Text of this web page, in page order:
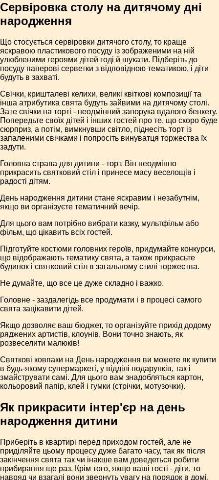
Сервіровка столу на дитячому дні
народження
Що стосується сервіровки дитячого столу, то краще
яскравою пластикового посуду із зображеними на ній
улюбленими героями дітей годі й шукати. Підберіть до
посуду паперові серветки з відповідною тематикою, і діти
будуть в захваті.
Свічки, кришталеві келихи, великі квіткові композиції та
інша атрибутика свята будуть зайвими на дитячому столі.
Зате свічки на торті - неодмінний запорука вдалого бенкету.
Попередьте своїх дітей і інших гостей про те, що скоро буде
сюрприз, а потім, вимкнувши світло, піднесіть торт із
запаленими свічками і попросіть винуватця торжества їх
задути.
Головна страва для дитини - торт. Він неодмінно
прикрасить святковий стіл і принесе масу веселощів і
радості дітям.
День народження дитини стане яскравим і незабутнім,
якщо ви організуєте тематичний вечір.
Для цього вам потрібно вибрати казку, мультфільм або
фільм, що цікавить всіх гостей.
Підготуйте костюми головних героїв, придумайте конкурси,
що відображають тематику свята, а також прикрасьте
будинок і святковий стіл в загальному стилі торжества.
Не думайте, що все це дуже складно і важко.
Головне - заздалегідь все продумати і в процесі самого
свята зацікавити дітей.
Якщо дозволяє ваш бюджет, то організуйте прихід додому
ряджених артистів, клоунів. Вони точно знають, як
розвеселити малюків!
Святкові ковпаки на День народження ви можете як купити
в будь-якому супермаркеті, у відділі подарунків, так і
змайструвати самі. Для цього вам знадобляться картон,
кольоровий папір, клей і гумки (стрічки, мотузочки).
Як прикрасити інтер'єр на день
народження дитини
Приберіть в квартирі перед приходом гостей, але не
приділяйте цьому процесу дуже багато часу, так як після
закінчення свята так чи інакше вам доведеться робити
прибирання ще раз. Крім того, якщо ваші гості - діти, то
навряд чи взагалі вони звернуть увагу на порядок в домі.